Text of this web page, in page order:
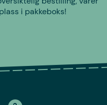
i pakkeboks!